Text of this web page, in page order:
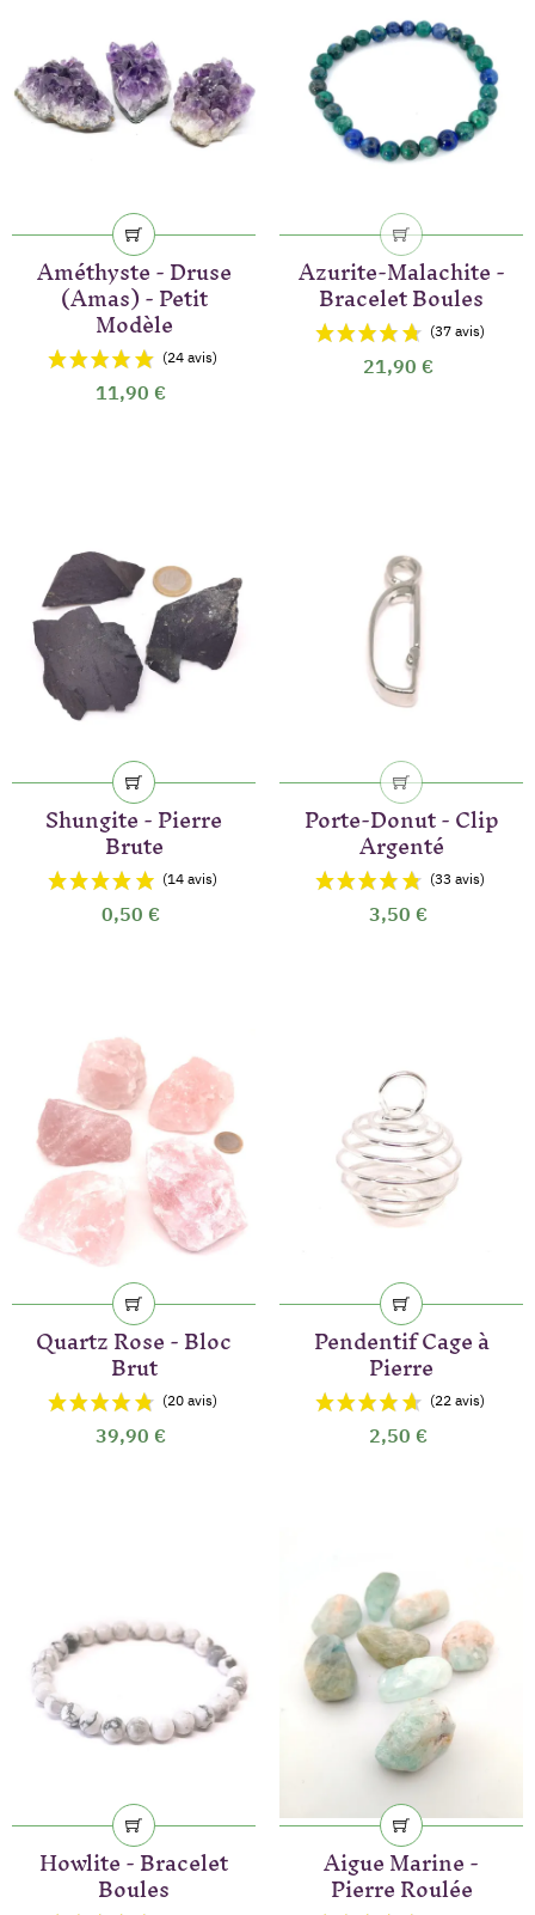
(24 avis)
(20 avis)
Améthyste - Druse
(Amas) - Petit
Modèle
11,90 €
Azurite-Malachite -
Bracelet Boules
21,90 €
Shungite - Pierre
Brute
0,50 €
Porte-Donut - Clip
Argenté
3,50 €
Quartz Rose - Bloc
Brut
39,90 €
Pendentif Cage à
Pierre
2,50 €
Howlite - Bracelet
Boules
Aigue Marine -
Pierre Roulée